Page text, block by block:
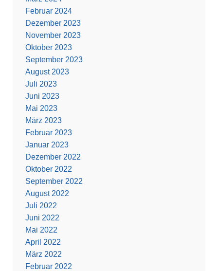
Februar 2024
Dezember 2023
November 2023
Oktober 2023
September 2023
August 2023
Juli 2023
Juni 2023
Mai 2023
März 2023
Februar 2023
Januar 2023
Dezember 2022
Oktober 2022
September 2022
August 2022
Juli 2022
Juni 2022
Mai 2022
April 2022
März 2022
Februar 2022